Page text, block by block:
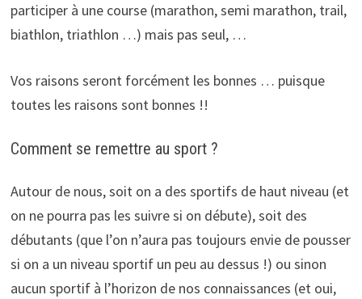
participer à une course (marathon, semi marathon, trail,
biathlon, triathlon …) mais pas seul, …
Vos raisons seront forcément les bonnes … puisque
toutes les raisons sont bonnes !!
Comment se remettre au sport ?
Autour de nous, soit on a des sportifs de haut niveau (et
on ne pourra pas les suivre si on débute), soit des
débutants (que l’on n’aura pas toujours envie de pousser
si on a un niveau sportif un peu au dessus !) ou sinon
aucun sportif à l’horizon de nos connaissances (et oui,